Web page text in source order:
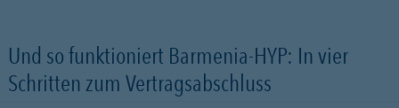
Und so funktioniert Barmenia-HYP: In vier
Schritten zum Vertragsabschluss